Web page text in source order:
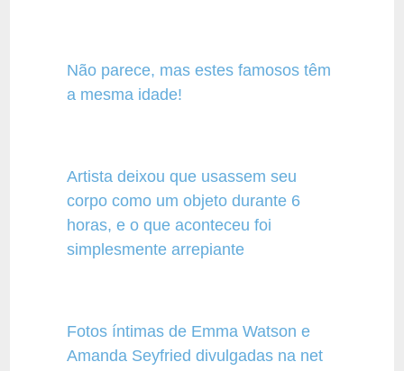
Não parece, mas estes famosos têm
a mesma idade!
Artista deixou que usassem seu
corpo como um objeto durante 6
horas, e o que aconteceu foi
simplesmente arrepiante
Fotos íntimas de Emma Watson e
Amanda Seyfried divulgadas na net